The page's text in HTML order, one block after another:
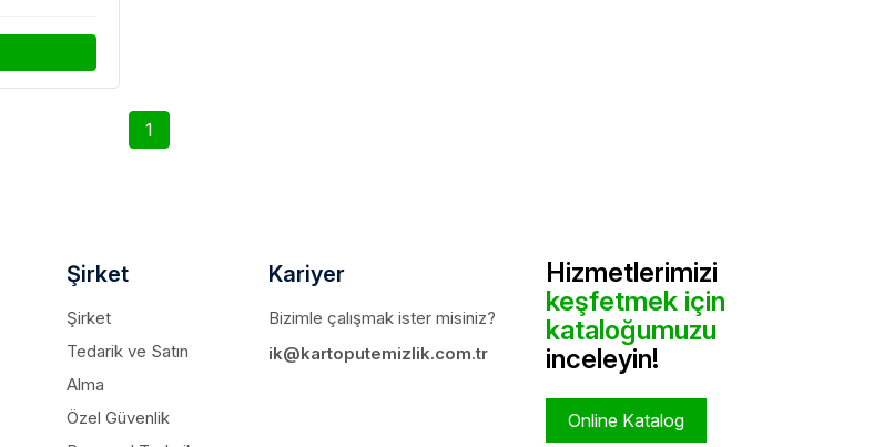
1
Şirket
Şirket
Tedarik ve Satın
Alma
Özel Güvenlik
Kariyer
Bizimle çalışmak ister misiniz?
ik@kartoputemizlik.com.tr
Hizmetlerimizi
keşfetmek için
kataloğumuzu
inceleyin!
Online Katalog